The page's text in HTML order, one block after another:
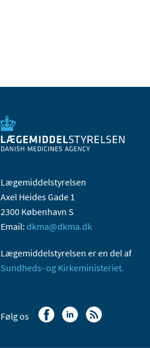
Lægemiddelstyrelsen
Axel Heides Gade 1
2300 København S
Email: dkma@dkma.dk
Lægemiddelstyrelsen er en del af
Sundheds- og Kirkeministeriet.
Følg os